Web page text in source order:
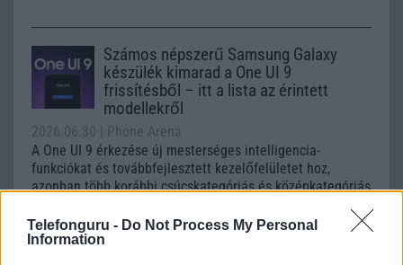
Telefonguru - Do Not Process My Personal
Information
Számos népszerű Samsung Galaxy
készülék kimarad a One UI 9
frissítésből – itt a lista az érintett
modellekről
2026.06.30
| Phone Arena
A One UI 9 érkezése új mesterséges intelligencia-
funkciókat és továbbfejlesztett kezelőfelületet hoz,
azonban több korábbi csúcskategóriás és középkategóriás
iPhone 18 bemutató dátum - ekkor